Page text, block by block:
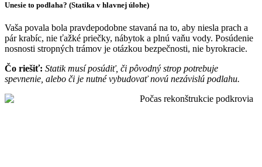
Unesie to podlaha? (Statika v hlavnej úlohe)
Vaša povala bola pravdepodobne stavaná na to, aby niesla prach a
pár krabíc, nie ťažké priečky, nábytok a plnú vaňu vody. Posúdenie
nosnosti stropných trámov je otázkou bezpečnosti, nie byrokracie.
Čo riešiť: Statik musí posúdiť, či pôvodný strop potrebuje
spevnenie, alebo či je nutné vybudovať novú nezávislú podlahu.